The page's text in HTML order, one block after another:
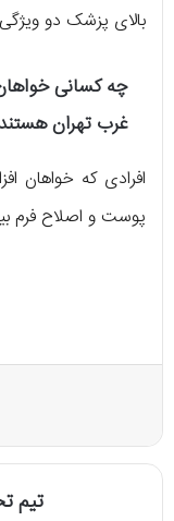
بالای پزشک دو
چه کسانی
غرب تهران
افرادی که خواهان
پوست و اصلاح فرم
تیم